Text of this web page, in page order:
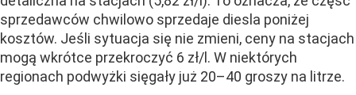
sprzedawców chwilowo sprzedaje diesla poniżej
kosztów. Jeśli sytuacja się nie zmieni, ceny na stacjach
mogą wkrótce przekroczyć 6 zł/l. W niektórych
regionach podwyżki sięgały już 20–40 groszy na litrze.